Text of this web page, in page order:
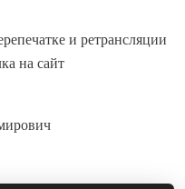
и ретрансляции
на сайт